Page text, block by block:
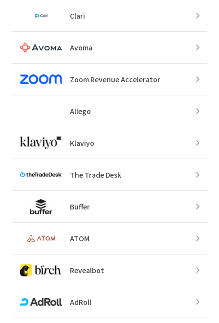
Clari
Avoma
Zoom Revenue Accelerator
Allego
Klaviyo
The Trade Desk
Buffer
ATOM
Revealbot
AdRoll